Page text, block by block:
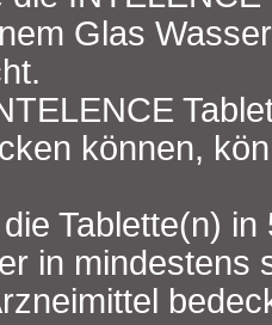
Glas
können,
Tablette(n) in
in mindestens